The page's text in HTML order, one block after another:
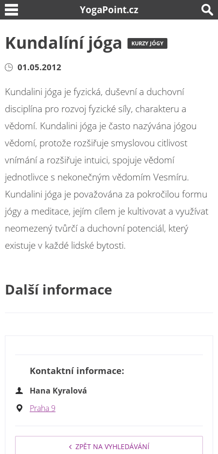
YogaPoint.cz
Kundalíní jóga KURZY JÓGY
01.05.2012
Kundalini jóga je fyzická, duševní a duchovní
disciplína pro rozvoj fyzické síly, charakteru a
vědomí. Kundalini jóga je často nazývána jógou
vědomí, protože rozšiřuje smyslovou citlivost
vnímání a rozšiřuje intuici, spojuje vědomí
jednotlivce s nekonečným vědomím Vesmíru.
Kundalini jóga je považována za pokročilou formu
jógy a meditace, jejím cílem je kultivovat a využívat
neomezený tvůrčí a duchovní potenciál, který
existuje v každé lidské bytosti.
Další informace
Kontaktní informace:
Hana Kyralová
Praha 9
ZPĚT NA VYHLEDÁVÁNÍ